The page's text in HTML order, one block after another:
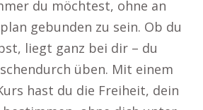
du möchtest, ohne an
gebunden zu sein. Ob du
liegt ganz bei dir – du
üben. Mit einem
hast du die Freiheit, dein